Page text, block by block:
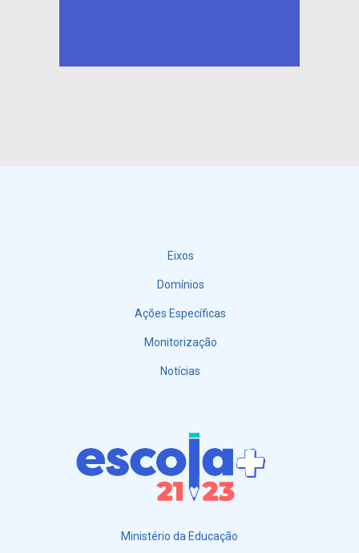
Eixos
Domínios
Ações Específicas
Monitorização
Notícias
Ministério da Educação